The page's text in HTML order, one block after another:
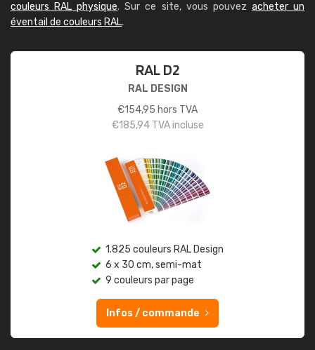
couleurs RAL physique. Sur ce site, vous pouvez acheter un
éventail de couleurs RAL.
RAL D2
RAL DESIGN
€154,95 hors TVA
€185,94TVA incluse
1.825 couleurs RAL Design
6 x 30 cm, semi-mat
9 couleurs par page
Infos / commande